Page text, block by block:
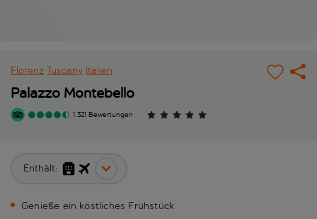
Florenz Tuscany Italien
Palazzo Montebello
1.321 Bewertungen
Enthält:
Genieße ein köstliches Frühstück